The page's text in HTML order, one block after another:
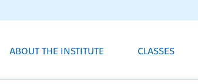
ABOUT THE INSTITUTE CLASSES